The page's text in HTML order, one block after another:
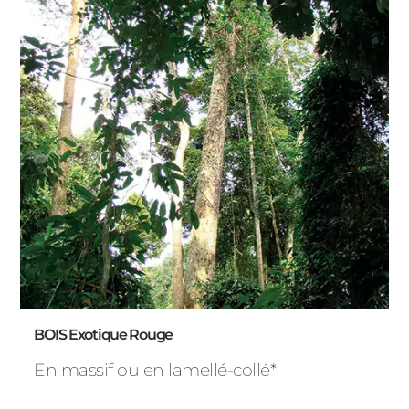
BOIS Exotique Rouge
En massif ou en lamellé-collé*